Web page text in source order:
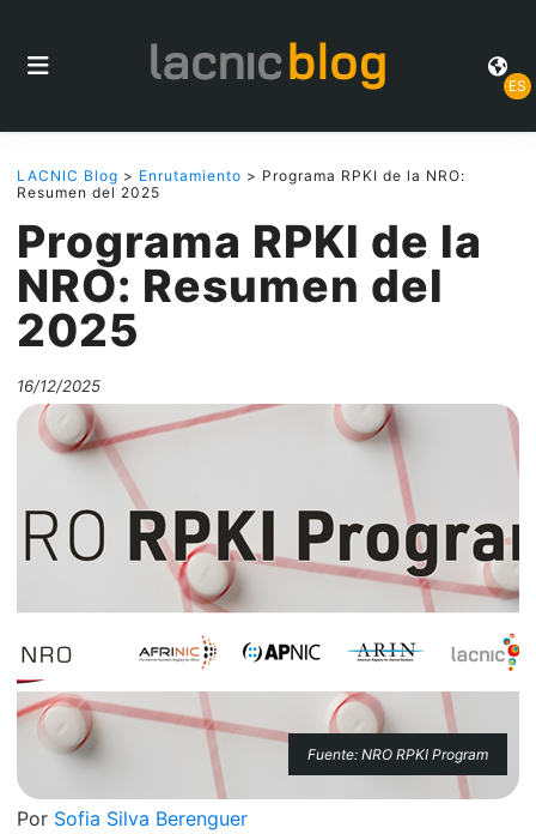
ES
LACNIC Blog > Enrutamiento > Programa RPKI de la NRO:
Resumen del 2025
Programa RPKI de la
NRO: Resumen del
2025
16/12/2025
Fuente: NRO RPKI Program
Por Sofia Silva Berenguer